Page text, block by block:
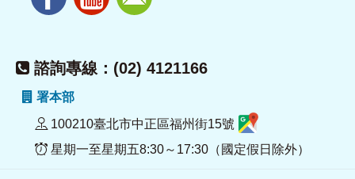
諮詢專線：(02) 4121166
署本部
100210臺北市中正區福州街15號
星期一至星期五8:30～17:30（國定假日除外）